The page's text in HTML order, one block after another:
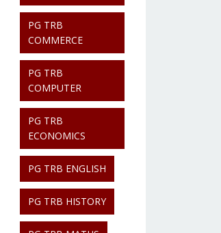
PG TRB
COMMERCE
PG TRB
COMPUTER
PG TRB
ECONOMICS
PG TRB ENGLISH
PG TRB HISTORY